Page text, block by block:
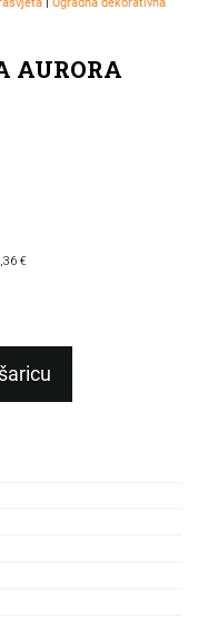
AURORA
€